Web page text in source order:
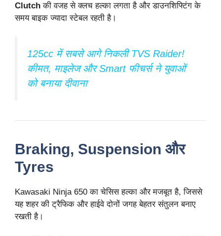
Clutch की वजह से क्लच हल्का लगता है और डाउनशिफ्टिंग के
समय बाइक ज्यादा स्टेबल रहती है।
125cc में सबसे आगे निकली TVS Raider!
कीमत, माइलेज और Smart फीचर्स ने युवाओं
को बनाया दीवाना
Braking, Suspension और
Tyres
Kawasaki Ninja 650 का चेसिस हल्का और मजबूत है, जिससे
यह शहर की ट्रैफिक और हाईवे दोनों जगह बेहतर संतुलन बनाए
रखती है।